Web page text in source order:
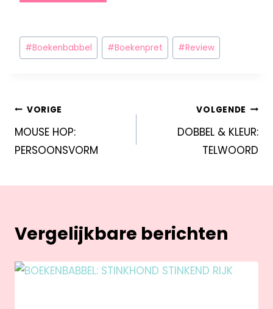
#Boekenbabbel #Boekenpret #Review
VORIGE
MOUSE HOP:
PERSOONSVORM
VOLGENDE
DOBBEL & KLEUR:
TELWOORD
Vergelijkbare berichten